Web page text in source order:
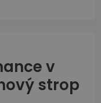
v
strop